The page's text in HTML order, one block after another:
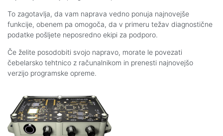
To zagotavlja, da vam naprava vedno ponuja najnovejše
funkcije, obenem pa omogoča, da v primeru težav diagnostične
podatke pošljete neposredno ekipi za podporo.
Če želite posodobiti svojo napravo, morate le povezati
čebelarsko tehtnico z računalnikom in prenesti najnovejšo
verzijo programske opreme.